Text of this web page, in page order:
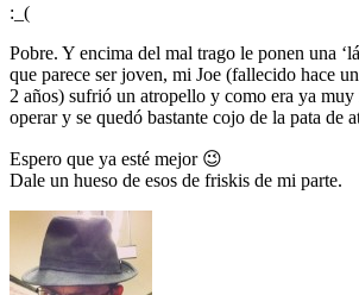
:_(
Pobre. Y encima del mal trago le ponen una
que parece ser joven, mi Joe (fallecido hace
2 años) sufrió un atropello y como era ya
operar y se quedó bastante cojo de la pata de
Espero que ya esté mejor 😉
Dale un hueso de esos de friskis de mi parte.